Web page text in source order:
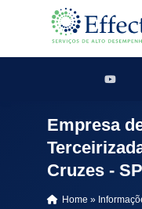
Empresa
Cruzes - SP
Home »